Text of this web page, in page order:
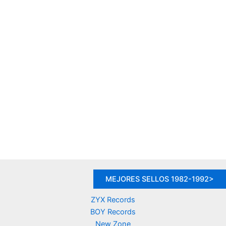
MEJORES SELLOS 1982-1992>
ZYX Records
BOY Records
New Zone